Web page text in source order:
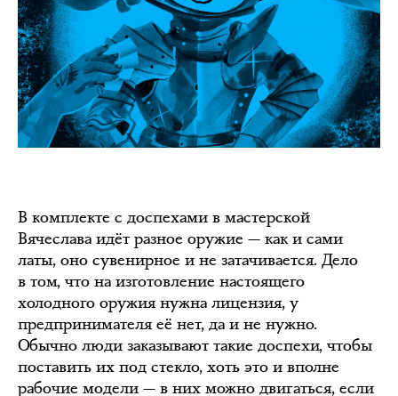
В комплекте с доспехами в мастерской
Вячеслава идёт разное оружие — как и сами
латы, оно сувенирное и не затачивается. Дело
в том, что на изготовление настоящего
холодного оружия нужна лицензия, у
предпринимателя её нет, да и не нужно.
Обычно люди заказывают такие доспехи, чтобы
поставить их под стекло, хоть это и вполне
рабочие модели — в них можно двигаться, если